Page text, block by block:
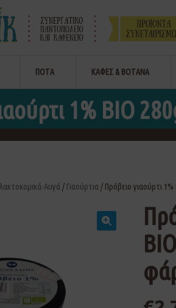
ΠΟΤΑ ΚΑΦΕΣ & ΒΟΤΑΝΑ
1% ΒΙΟ
Αυγά / Γιαούρτια / Πρόβειο γιαούρτι